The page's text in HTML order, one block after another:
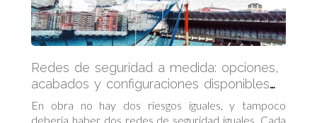
Redes de seguridad a medida: opciones,
acabados y configuraciones disponibles
en Visor Fall Arrest Nets
En obra no hay dos riesgos iguales, y tampoco
debería haber dos redes de seguridad iguales. Cada